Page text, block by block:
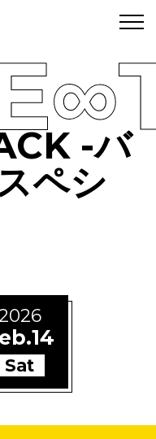
-バ
ペシ
Sat